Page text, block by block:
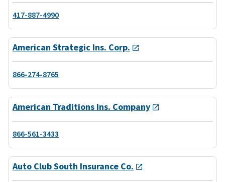
417-887-4990
American Strategic Ins. Corp.
866-274-8765
American Traditions Ins. Company
866-561-3433
Auto Club South Insurance Co.